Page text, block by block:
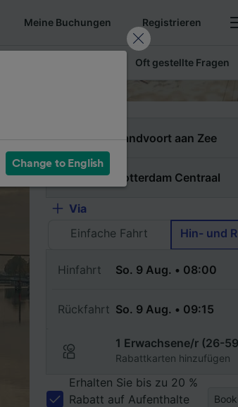
Meine Buchungen Registrieren
Oft gestellte Fragen
Von
Nach
Via
Einfache Fahrt
Hin- und
Hinfahrt
Rückfahrt
1 Erwachsene/r (26-
Rabattkarten hinzufügen
Erhalten Sie bis zu 20 %
Rabatt auf Aufenthalte
Change to English